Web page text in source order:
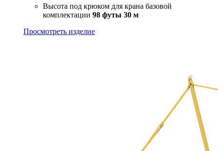
Высота под крюком для крана базовой
комплектации 98 футы 30 м
Просмотреть изделие